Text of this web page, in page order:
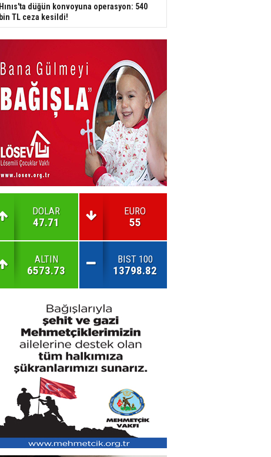
Hınıs'ta düğün konvoyuna operasyon: 540
bin TL ceza kesildi!
DOLAR
47.71
EURO
55
ALTIN
6573.73
BIST 100
13798.82